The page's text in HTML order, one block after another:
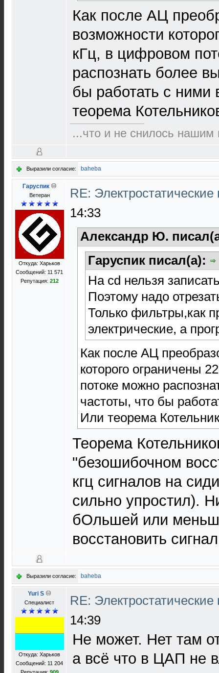
Как после АЦ
возможности
кГц, в цифровом
распознать более
бы работать с
теорема
...что и не снилось
Выразили согласие: baheba
Гаруспик
Ветеран
Откуда: Харьков
Сообщений: 11 571
Репутация: 212
RE:
14:33
Александр Ю.
Гаруспик писал(а):
На cd нельзя
Поэтому надо
Только фильтры,как
электрические, а
Как после АЦ
которого ограничены
потоке можно
частоты, что бы
Или теорема
Теорема
"безошибочном
кгц сигналов на
сильно упростил).
бОльшей или
восстановить
Выразили согласие: baheba
Yuri S
Специалист
Откуда: Харьков
Сообщений: 11 204
RE:
14:39
Не может. Нет там
а всё что в ЦАП не